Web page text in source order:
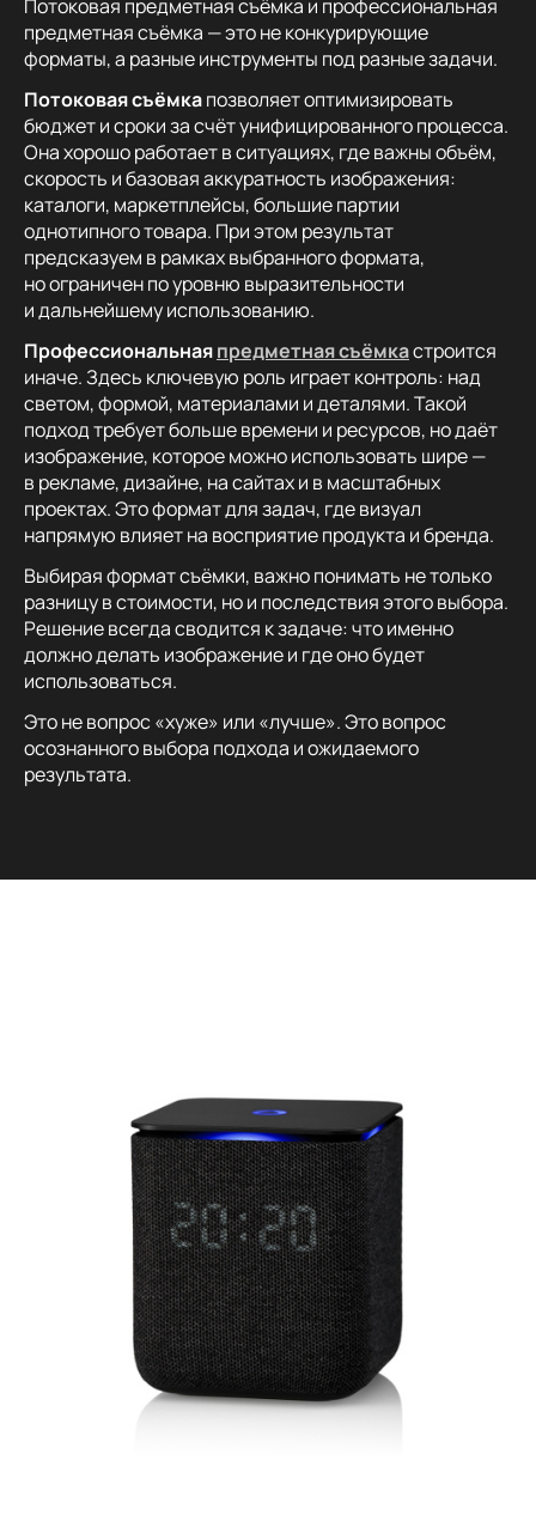
Потоковая предметная съёмка и профессиональная
предметная съёмка — это не конкурирующие
форматы, а разные инструменты под разные задачи.
Потоковая съёмкапозволяет оптимизировать
бюджет и сроки за счёт унифицированного процесса.
Она хорошо работает в ситуациях, где важны объём,
скорость и базовая аккуратность изображения:
каталоги, маркетплейсы, большие партии
однотипного товара. При этом результат
предсказуем в рамках выбранного формата,
но ограничен по уровню выразительности
и дальнейшему использованию.
Профессиональнаяпредметная съёмкастроится
иначе. Здесь ключевую роль играет контроль: над
светом, формой, материалами и деталями. Такой
подход требует больше времени и ресурсов, но даёт
изображение, которое можно использовать шире —
в рекламе, дизайне, на сайтах и в масштабных
проектах. Это формат для задач, где визуал
напрямую влияет на восприятие продукта и бренда.
Выбирая формат съёмки, важно понимать не только
разницу в стоимости, но и последствия этого выбора.
Решение всегда сводится к задаче: что именно
должно делать изображение и где оно будет
использоваться.
Это не вопрос «хуже» или «лучше». Это вопрос
осознанного выбора подхода и ожидаемого
результата.